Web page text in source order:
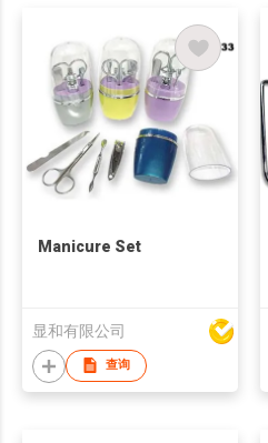
Manicure Set
显和有限公司
查询